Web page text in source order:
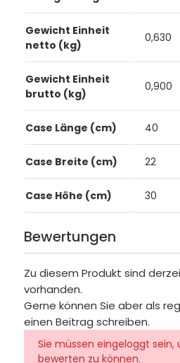
Gewicht Einheit
netto (kg)
0,630
Gewicht Einheit
brutto (kg)
0,900
Case Länge (cm) 40
Case Breite (cm) 22
Case Höhe (cm) 30
Bewertungen
Zu diesem Produkt sind
vorhanden.
Gerne können Sie aber als
einen Beitrag schreiben.
Sie müssen eingeloggt sein,
bewerten zu können.